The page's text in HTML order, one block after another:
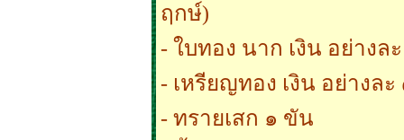
ฤกษ์)
- ใบทอง นาก เงิน อย่างล
- เหรียญทอง เงิน อย่างล
- ทรายเสก ๑ ขัน